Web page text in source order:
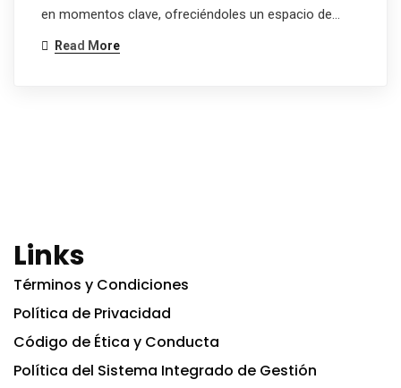
en momentos clave, ofreciéndoles un espacio de…
Read More
Links
Términos y Condiciones
Política de Privacidad
Código de Ética y Conducta
Política del Sistema Integrado de Gestión